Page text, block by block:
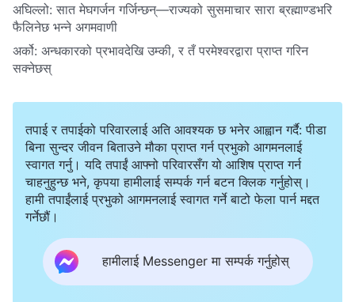
अघिल्लो: सात मेघगर्जन गर्जिन्छन्—राज्यको सुसमाचार सारा ब्रह्माण्डभरि
फैलिनेछ भन्‍ने अगमवाणी
अर्को: अन्धकारको प्रभावदेखि उम्की, र तँ परमेश्‍वरद्वारा प्राप्त गरिन
सक्नेछस्
तपाई र तपाईको परिवारलाई अति आवश्यक छ भनेर आह्वान गर्दै: पीडा
बिना सुन्दर जीवन बिताउने मौका प्राप्त गर्न प्रभुको आगमनलाई
स्वागत गर्नु। यदि तपाईं आफ्नो परिवारसँग यो आशिष प्राप्त गर्न
चाहनुहुन्छ भने, कृपया हामीलाई सम्पर्क गर्न बटन क्लिक गर्नुहोस्।
हामी तपाईंलाई प्रभुको आगमनलाई स्वागत गर्ने बाटो फेला पार्न मद्दत
गर्नेछौं।
हामीलाई Messenger मा सम्पर्क गर्नुहोस्